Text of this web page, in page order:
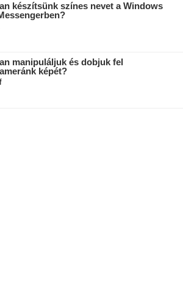
készítsünk színes nevet a Windows
manipuláljuk és dobjuk fel
képét?